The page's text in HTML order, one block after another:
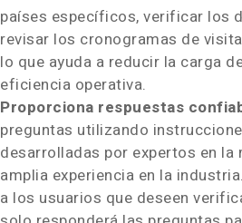
países específicos, verificar los
revisar los cronogramas de
lo que ayuda a reducir la carga
eficiencia operativa.
Proporciona respuestas
preguntas utilizando
desarrolladas por expertos en la
amplia experiencia en la
a los usuarios que deseen